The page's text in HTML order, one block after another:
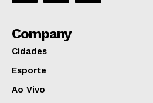
Company
Cidades
Esporte
Ao Vivo